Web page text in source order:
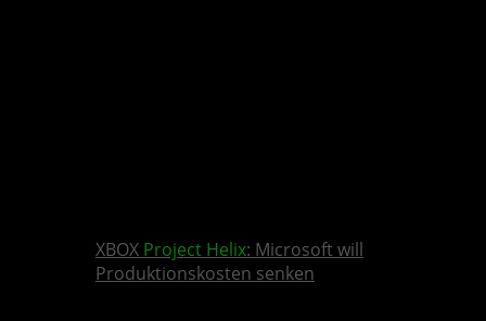
XBOX Project Helix: Microsoft will
Produktionskosten senken